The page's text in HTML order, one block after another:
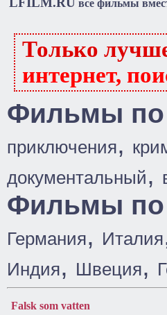
все фильмы
Только
интернет,
Фильмы по
приключения,
документальный,
Фильмы по
Германия, Италия
Индия, Швеция,
Falsk som vatten